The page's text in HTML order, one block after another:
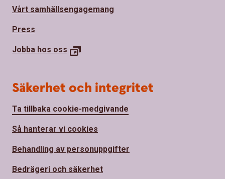
Vårt samhällsengagemang
Press
Jobba hos oss
Säkerhet och integritet
Ta tillbaka cookie-medgivande
Så hanterar vi cookies
Behandling av personuppgifter
Bedrägeri och säkerhet